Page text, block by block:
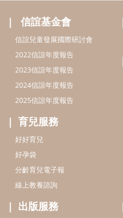
信誼基金會
信誼兒童發展國際研討會
2022信誼年度報告
2023信誼年度報告
2024信誼年度報告
2025信誼年度報告
育兒服務
好好育兒
好孕袋
分齡育兒電子報
線上教養諮詢
出版服務